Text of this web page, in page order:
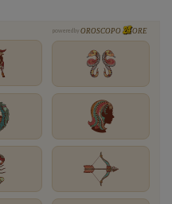
powered by OROSCOPO ORE